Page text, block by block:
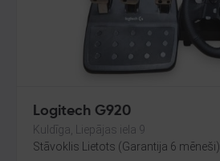
Logitech G920
Kuldīga, Liepājas iela 9
Stāvoklis Lietots (Garantija 6 mēneši)